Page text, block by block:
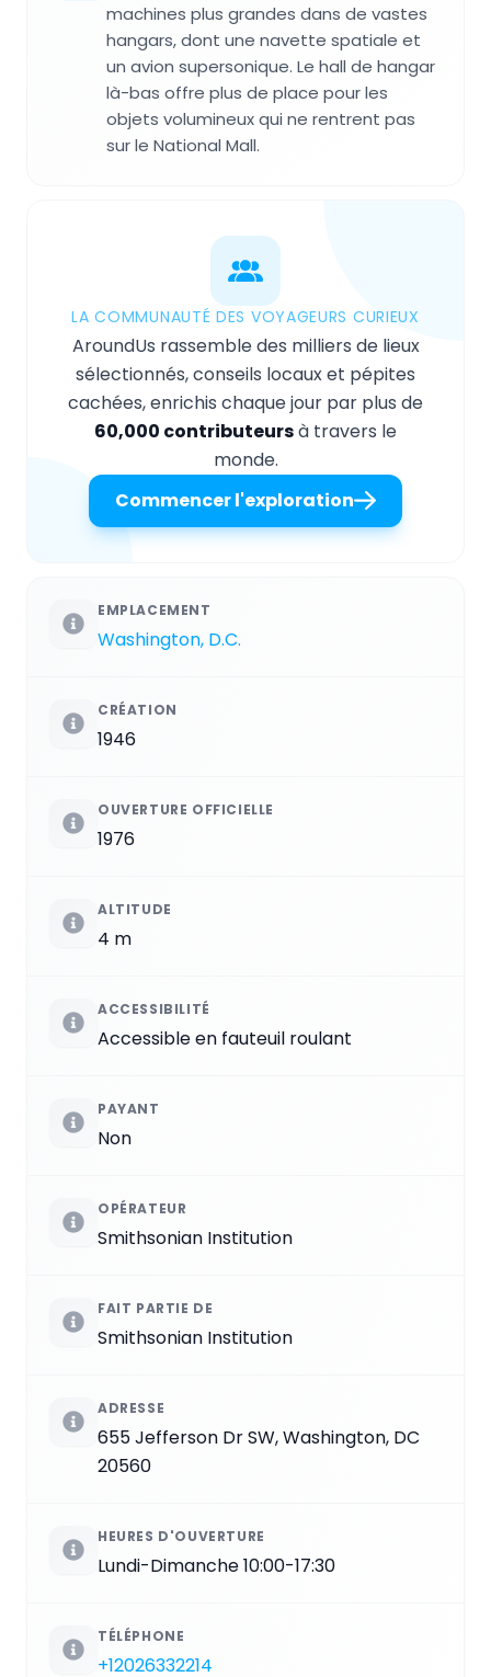
machines plus grandes dans de vastes
hangars, dont une navette spatiale et
un avion supersonique. Le hall de hangar
là-bas offre plus de place pour les
objets volumineux qui ne rentrent pas
sur le National Mall.
LA COMMUNAUTÉ DES VOYAGEURS CURIEUX
AroundUs rassemble des milliers de lieux
sélectionnés, conseils locaux et pépites
cachées, enrichis chaque jour par plus de
60,000 contributeursà travers le
monde.
Commencer l'exploration
EMPLACEMENT
Washington, D.C.
CRÉATION
1946
OUVERTURE OFFICIELLE
1976
ALTITUDE
4 m
ACCESSIBILITÉ
Accessible en fauteuil roulant
PAYANT
Non
OPÉRATEUR
Smithsonian Institution
FAIT PARTIE DE
Smithsonian Institution
ADRESSE
655 Jefferson Dr SW, Washington, DC
20560
HEURES D'OUVERTURE
Lundi-Dimanche 10:00-17:30
TÉLÉPHONE
+12026332214